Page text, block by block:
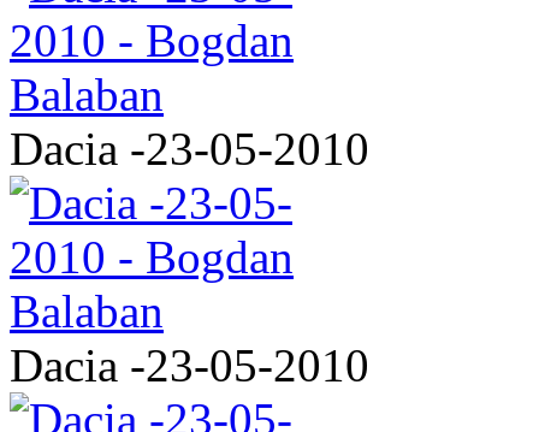
Dacia -23-05-2010
Dacia -23-05-2010